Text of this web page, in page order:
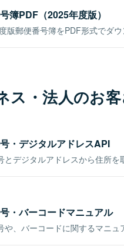
簿PDF（2025年度版）
版郵便番号簿をPDF形式でダウ
ス・法人のお
・デジタルアドレスAPI
とデジタルアドレスから住所を
・バーコードマニュアル
や、バーコードに関するマニュ